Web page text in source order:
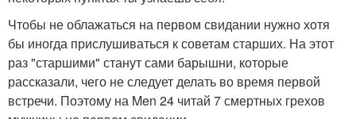
Чтобы не облажаться на первом свидании нужно хотя
бы иногда прислушиваться к советам старших. На этот
раз "старшими" станут сами барышни, которые
рассказали, чего не следует делать во время первой
встречи. Поэтому на Men 24 читай 7 смертных грехов